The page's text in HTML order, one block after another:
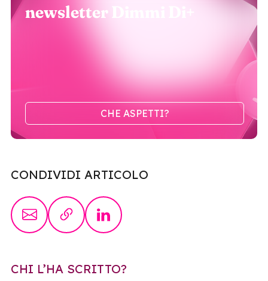
newsletter Dimmi Di+
CHE ASPETTI?
CONDIVIDI ARTICOLO
CHI L’HA SCRITTO?